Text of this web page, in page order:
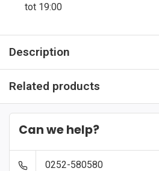
tot 19:00
Description
Related products
Can we help?
0252-580580